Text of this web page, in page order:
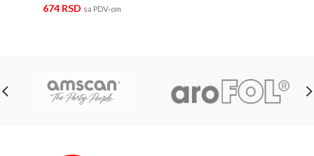
674 RSD sa PDV-om